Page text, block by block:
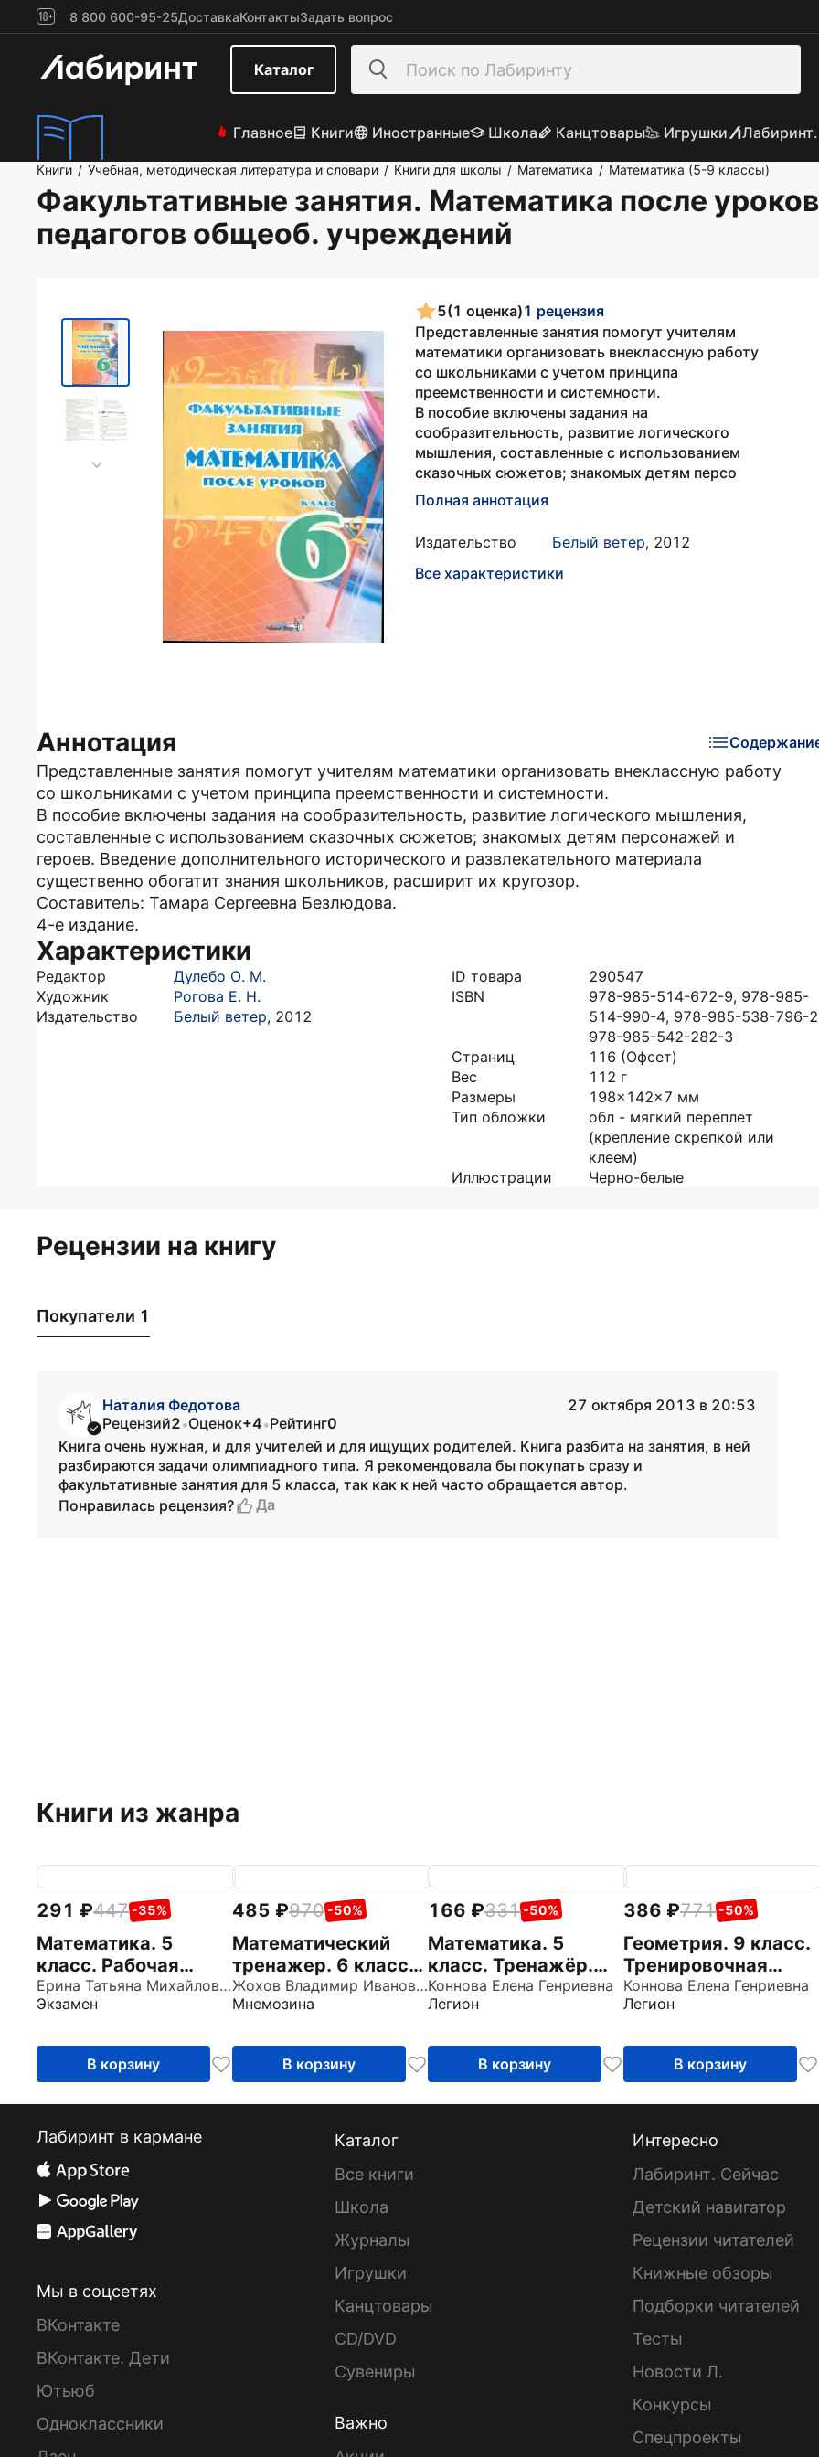
8 800 600-95-25ДоставкаКонтактыЗадать вопрос
Каталог
Главное Книги Иностранные Школа Канцтовары Игрушки
Книги / Учебная, методическая литература и словари / Книги для школы / Математика / Математика (5-9 классы)
Факультативные занятия. Математика после
педагогов общеоб. учреждений
5(1 оценка)1 рецензия
Представленные занятия помогут учителям
математики организовать внеклассную работу
со школьниками с учетом принципа
преемственности и системности.
В пособие включены задания на
сообразительность, развитие логического
мышления, составленные с использованием
сказочных сюжетов; знакомых детям персо
Полная аннотация
Издательство Белый ветер, 2012
Все характеристики
Аннотация
Представленные занятия помогут учителям математики организовать внеклассную работу
со школьниками с учетом принципа преемственности и системности.
В пособие включены задания на сообразительность, развитие логического мышления,
составленные с использованием сказочных сюжетов; знакомых детям персонажей и
героев. Введение дополнительного исторического и развлекательного материала
существенно обогатит знания школьников, расширит их кругозор.
Составитель: Тамара Сергеевна Безлюдова.
4-е издание.
Характеристики
Редактор
Дулебо О. М.
Художник
Рогова Е. Н.
Издательство
Белый ветер, 2012
ID товара
290547
ISBN
978-985-514-672-9, 978-985-
514-990-4, 978-985-538-796-
978-985-542-282-3
Страниц
116 (Офсет)
Вес
112 г
Размеры
198x142x7 мм
Тип обложки
обл - мягкий переплет
(крепление скрепкой или
клеем)
Иллюстрации
Черно-белые
Рецензии на книгу
Покупатели 1
Наталия Федотова
27 октября 2013 в 20:53
Рецензий2•Оценок+4•Рейтинг0
Книга очень нужная, и для учителей и для ищущих родителей. Книга разбита на занятия, в ней
разбираются задачи олимпиадного типа. Я рекомендовала бы покупать сразу и
факультативные занятия для 5 класса, так как к ней часто обращается автор.
Понравилась рецензия?
Да
Книги из жанра
291 447 -35%
Математика. 5
класс. Рабочая
тетрадь к учебнику
Н. Я. Виленкина и др.
Ерина Татьяна Михайловна
Экзамен
В корзину
485 970 -50%
Математический
тренажер. 6 класс.
Пособие для
учителей и
Жохов Владимир Иванович
Мнемозина
В корзину
166 331 -50%
Математика. 5
класс. Тренажёр.
Все темы курса
Коннова Елена Генриевна
Легион
В корзину
386 771 -50%
Геометрия. 9 класс.
Тренировочная
тетрадь
Коннова Елена Генриевна
Легион
В корзину
Лабиринт в кармане
Мы в соцсетях
ВКонтакте
ВКонтакте. Дети
Ютьюб
Одноклассники
Каталог
Все книги
Школа
Журналы
Игрушки
Канцтовары
CD/DVD
Сувениры
Важно
Интересно
Лабиринт. Сейчас
Детский навигатор
Рецензии читателей
Книжные обзоры
Подборки читателей
Тесты
Новости Л.
Конкурсы
Спецпроекты